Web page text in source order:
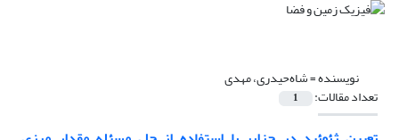
نویسنده =شاه‌حیدری، مهدی
تعداد مقالات: 1